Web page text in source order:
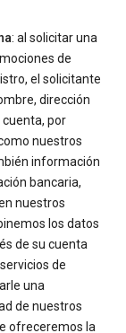
: al solicitar una
de
el solicitante
dirección
por
nuestros
información
bancaria,
nuestros
los datos
de su cuenta
de
una
de nuestros
ofreceremos la